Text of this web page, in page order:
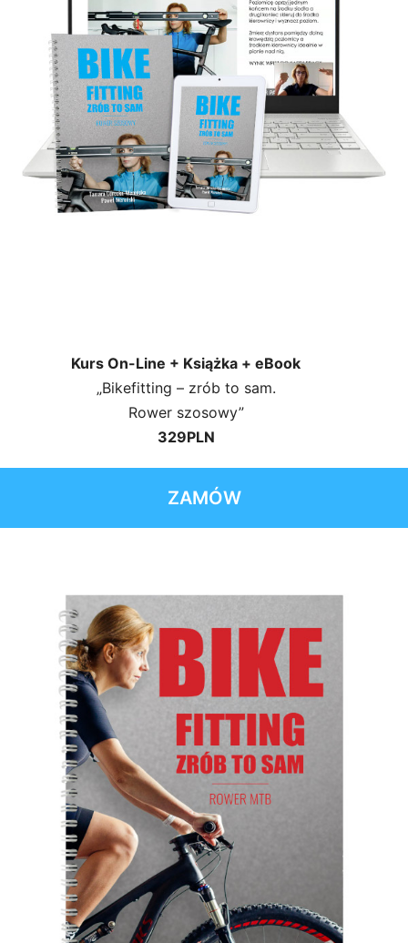
Kurs On-Line + Książka + eBook
„Bikefitting – zrób to sam.
Rower szosowy”
329PLN
ZAMÓW